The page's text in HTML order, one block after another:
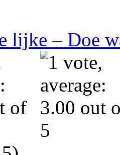
lijke – Doe